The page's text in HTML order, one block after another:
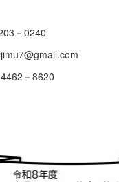
－0240
－8620